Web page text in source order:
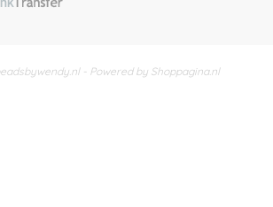
- Powered by Shoppagina.nl